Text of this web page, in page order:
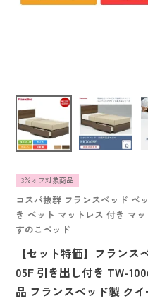
3％オフ対象商品
コスパ抜群 フランスベッド ベ
き ベット マットレス 付き マ
すのこベッド
【セット特価】フラン
05F 引き出し付き TW-
品 フランスベッド製 ク